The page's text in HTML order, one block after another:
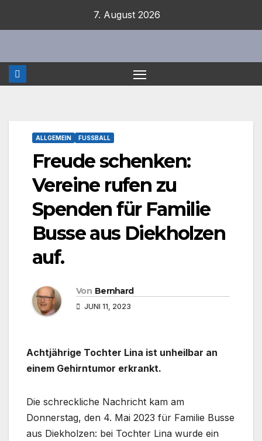
7. August 2026
ALLGEMEIN FUSSBALL
Freude schenken:
Vereine rufen zu
Spenden für Familie
Busse aus Diekholzen
auf.
Von Bernhard
JUNI 11, 2023
Achtjährige Tochter Lina ist unheilbar an
einem Gehirntumor erkrankt.
Die schreckliche Nachricht kam am
Donnerstag, den 4. Mai 2023 für Familie Busse
aus Diekholzen: bei Tochter Lina wurde ein